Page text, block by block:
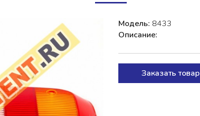
Модель: 8433
Описание:
Заказать товар